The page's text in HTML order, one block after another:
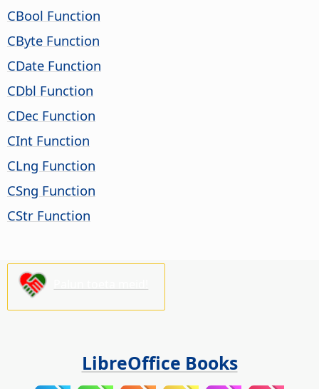
CBool Function
CByte Function
CDate Function
CDbl Function
CDec Function
CInt Function
CLng Function
CSng Function
CStr Function
LibreOffice Books